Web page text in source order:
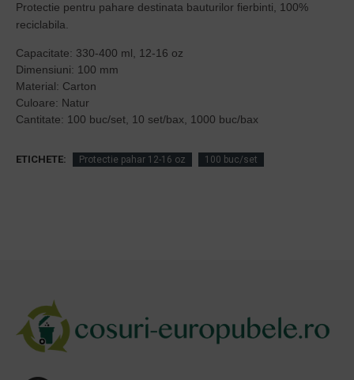
Protectie pentru pahare destinata bauturilor fierbinti, 100%
reciclabila.
Capacitate: 330-400 ml, 12-16 oz
Dimensiuni: 100 mm
Material: Carton
Culoare: Natur
Cantitate: 100 buc/set, 10 set/bax, 1000 buc/bax
ETICHETE: Protectie pahar 12-16 oz 100 buc/set